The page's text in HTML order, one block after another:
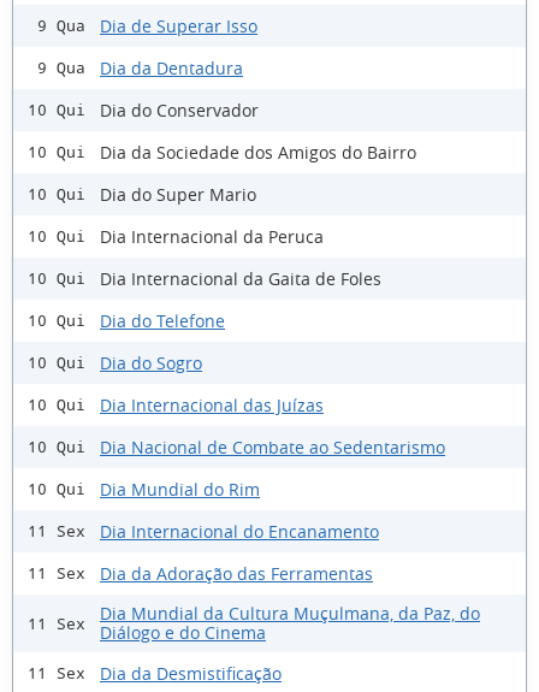
9 Qua Dia de Superar Isso
9 Qua Dia da Dentadura
10 Qui Dia do Conservador
10 Qui Dia da Sociedade dos Amigos do Bairro
10 Qui Dia do Super Mario
10 Qui Dia Internacional da Peruca
10 Qui Dia Internacional da Gaita de Foles
10 Qui Dia do Telefone
10 Qui Dia do Sogro
10 Qui Dia Internacional das Juízas
10 Qui Dia Nacional de Combate ao Sedentarismo
10 Qui Dia Mundial do Rim
11 Sex Dia Internacional do Encanamento
11 Sex Dia da Adoração das Ferramentas
11 Sex
Dia Mundial da Cultura Muçulmana, da Paz, do
Diálogo e do Cinema
11 Sex Dia da Desmistificação